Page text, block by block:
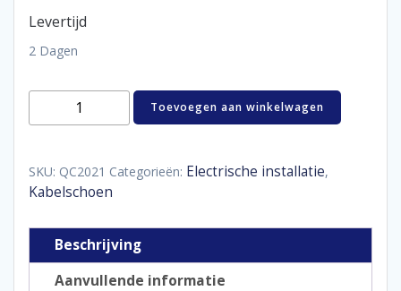
Levertijd
2 Dagen
starteroog
ongeïsoleerd
M6
aantal
Toevoegen aan winkelwagen
SKU: QC2021 Categorieën: Electrische installatie,
Kabelschoen
Beschrijving
Aanvullende informatie